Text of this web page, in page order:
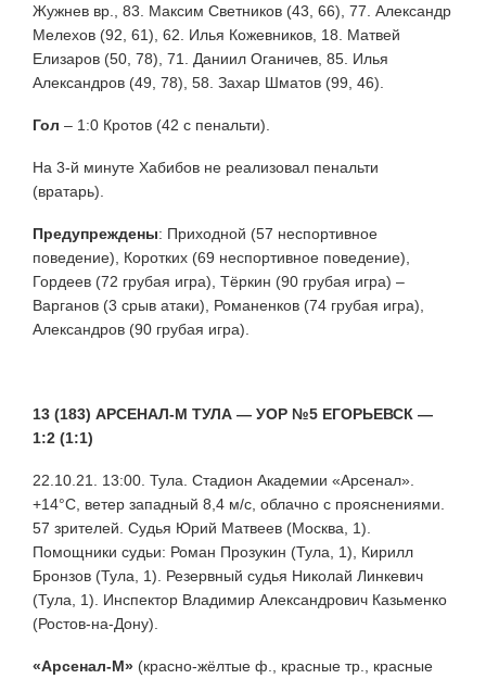
Жужнев вр., 83. Максим Светников (43, 66), 77. Александр
Мелехов (92, 61), 62. Илья Кожевников, 18. Матвей
Елизаров (50, 78), 71. Даниил Оганичев, 85. Илья
Александров (49, 78), 58. Захар Шматов (99, 46).
Гол – 1:0 Кротов (42 с пенальти).
На 3-й минуте Хабибов не реализовал пенальти
(вратарь).
Предупреждены: Приходной (57 неспортивное
поведение), Коротких (69 неспортивное поведение),
Гордеев (72 грубая игра), Тёркин (90 грубая игра) –
Варганов (3 срыв атаки), Романенков (74 грубая игра),
Александров (90 грубая игра).
13 (183) АРСЕНАЛ-М ТУЛА — УОР №5 ЕГОРЬЕВСК —
1:2 (1:1)
22.10.21. 13:00. Тула. Стадион Академии «Арсенал».
+14°С, ветер западный 8,4 м/с, облачно с прояснениями.
57 зрителей. Судья Юрий Матвеев (Москва, 1).
Помощники судьи: Роман Прозукин (Тула, 1), Кирилл
Бронзов (Тула, 1). Резервный судья Николай Линкевич
(Тула, 1). Инспектор Владимир Александрович Казьменко
(Ростов-на-Дону).
«Арсенал-М» (красно-жёлтые ф., красные тр., красные